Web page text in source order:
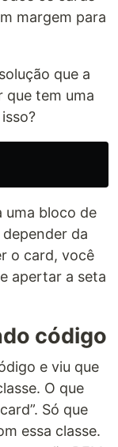
margem para
que a
que tem uma
uma bloco de
da
o card, você
apertar a seta
código
e viu que
O que
Só que
essa classe.